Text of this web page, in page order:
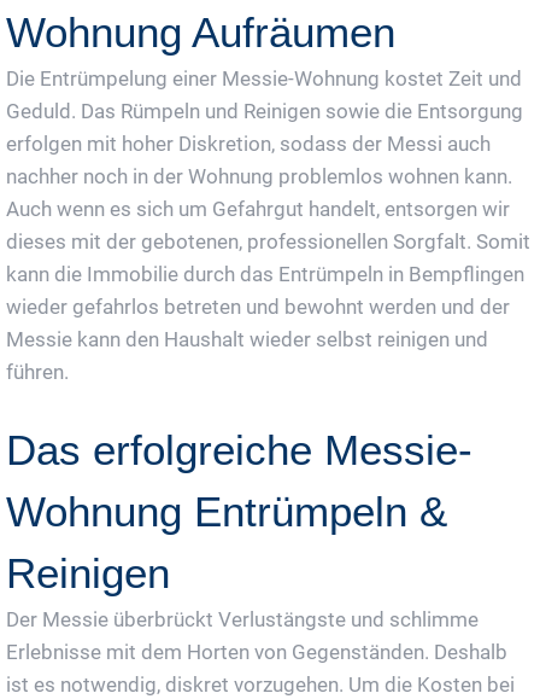
Wohnung Aufräumen
Die Entrümpelung einer Messie-Wohnung kostet Zeit und
Geduld. Das Rümpeln und Reinigen sowie die Entsorgung
erfolgen mit hoher Diskretion, sodass der Messi auch
nachher noch in der Wohnung problemlos wohnen kann.
Auch wenn es sich um Gefahrgut handelt, entsorgen wir
dieses mit der gebotenen, professionellen Sorgfalt. Somit
kann die Immobilie durch das Entrümpeln in Bempflingen
wieder gefahrlos betreten und bewohnt werden und der
Messie kann den Haushalt wieder selbst reinigen und
führen.
Das erfolgreiche Messie-
Wohnung Entrümpeln &
Reinigen
Der Messie überbrückt Verlustängste und schlimme
Erlebnisse mit dem Horten von Gegenständen. Deshalb
ist es notwendig, diskret vorzugehen. Um die Kosten bei